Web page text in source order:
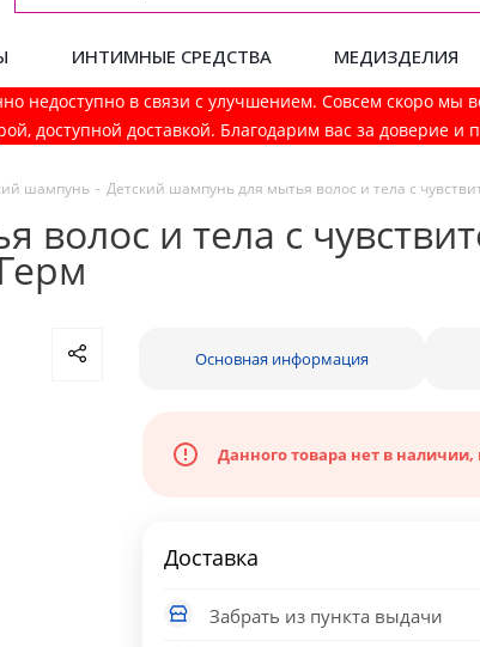
ИНТИМНЫЕ СРЕДСТВА МЕДИЗДЕЛИЯ
недоступно в связи с улучшением. Совсем скоро
доступной доставкой. Благодарим вас за доверие и
шампунь - Детский шампунь для мытья волос и тела с
волос и тела с
Основная информация
Данного товара нет в
Доставка
Забрать из пункта выдачи